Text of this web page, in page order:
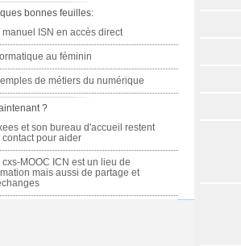
bonnes feuilles:
manuel ISN en accès direct
au féminin
de métiers du numérique
?
et son bureau d'accueil restent
contact pour aider
cxs-MOOC ICN est un lieu de
mais aussi de partage et